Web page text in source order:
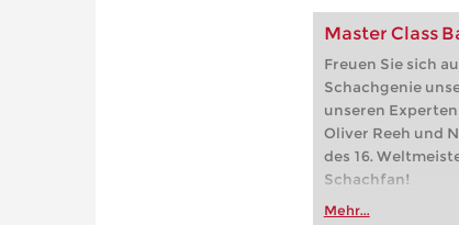
Master Class
Freuen Sie sich
Schachgenie
unseren
Oliver Reeh und
des 16.
Schachfan!
Mehr...